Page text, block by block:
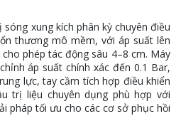
sóng xung kích phân kỳ chuyên điều
thương mô mềm, với áp suất lên
phép tác động sâu 4–8 cm. Máy
áp suất chính xác đến 0.1 Bar,
lực, tay cầm tích hợp điều khiển
trị liệu chuyên dụng phù hợp với
pháp tối ưu cho các cơ sở phục hồi